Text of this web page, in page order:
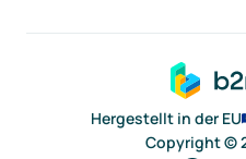
Hergestellt in der EU
Copyright ©